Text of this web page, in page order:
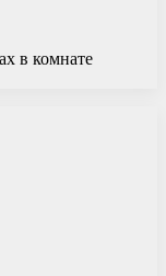
в комнате